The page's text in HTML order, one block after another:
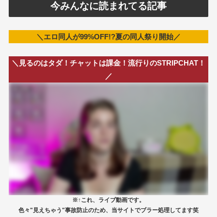
今みんなに読まれてる記事
＼エロ同人が99%OFF!?夏の同人祭り開始／
＼見るのはタダ！チャットは課金！流行りのSTRIPCHAT！
／
※↑これ、ライブ動画です。
色々"見えちゃう"事故防止のため、当サイトでブラー処理してます笑